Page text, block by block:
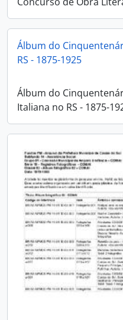
Álbum do
RS - 1875-1925
Álbum do
Italiana no RS - 1875-